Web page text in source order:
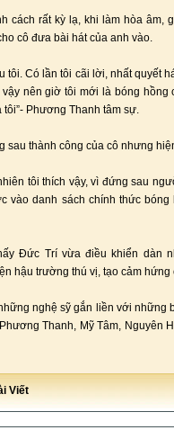
cách rất kỳ lạ, khi làm hòa âm,
cô đưa bài hát của anh vào.
tôi. Có lần tôi cãi lời, nhất quyết
nên giờ tôi mới là bóng
Phương Thanh tâm sự.
sau thành công của cô nhưng
tôi thích vậy, vì đứng sau
vào danh sách chính thức
Đức Trí vừa điều khiển dàn
hậu trường thú vị, tạo cảm
nghệ sỹ gắn liền với những
Thanh, Mỹ Tâm, Nguyên
Viết